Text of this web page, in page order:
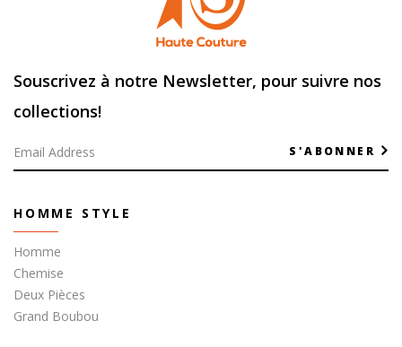
Souscrivez à notre Newsletter, pour suivre nos
collections!
S'ABONNER
HOMME STYLE
Homme
Chemise
Deux Pièces
Grand Boubou